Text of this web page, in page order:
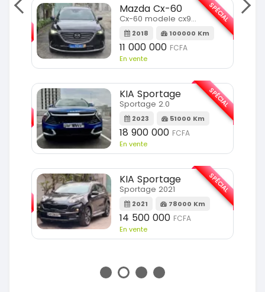
SPÉCIAL Mazda Cx-60
Cx-60 modele cx9 full option
2018 100000 Km
11 000 000 FCFA
En vente
SPÉCIAL
KIA Sportage
Sportage 2.0
2023 51000 Km
18 900 000 FCFA
En vente
SPÉCIAL
KIA Sportage
Sportage 2021
2021 78000 Km
14 500 000 FCFA
En vente
SPÉCIAL